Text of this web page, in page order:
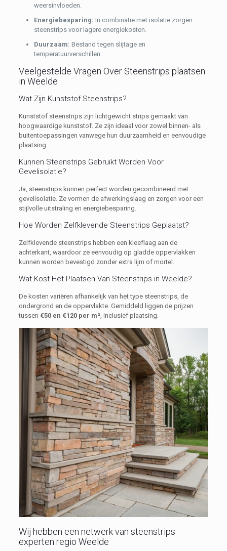
weersinvloeden.
Energiebesparing: In combinatie met isolatie zorgen
steenstrips voor lagere energiekosten.
Duurzaam: Bestand tegen slijtage en
temperatuurverschillen.
Veelgestelde Vragen Over Steenstrips plaatsen
in Weelde
Wat Zijn Kunststof Steenstrips?
Kunststof steenstrips zijn lichtgewicht strips gemaakt van
hoogwaardige kunststof. Ze zijn ideaal voor zowel binnen- als
buitentoepassingen vanwege hun duurzaamheid en eenvoudige
plaatsing.
Kunnen Steenstrips Gebruikt Worden Voor
Gevelisolatie?
Ja, steenstrips kunnen perfect worden gecombineerd met
gevelisolatie. Ze vormen de afwerkingslaag en zorgen voor een
stijlvolle uitstraling en energiebesparing.
Hoe Worden Zelfklevende Steenstrips Geplaatst?
Zelfklevende steenstrips hebben een kleeflaag aan de
achterkant, waardoor ze eenvoudig op gladde oppervlakken
kunnen worden bevestigd zonder extra lijm of mortel.
Wat Kost Het Plaatsen Van Steenstrips in Weelde?
De kosten variëren afhankelijk van het type steenstrips, de
ondergrond en de oppervlakte. Gemiddeld liggen de prijzen
tussen €50 en €120 per m², inclusief plaatsing.
Wij hebben een netwerk van steenstrips
experten regio Weelde